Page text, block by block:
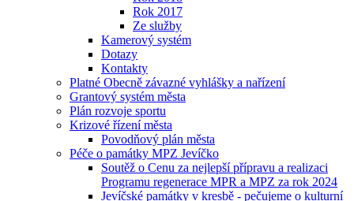
Rok 2017
Ze služby
Kamerový systém
Dotazy
Kontakty
Platné Obecně závazné vyhlášky a nařízení
Grantový systém města
Plán rozvoje sportu
Krizové řízení města
Povodňový plán města
Péče o památky MPZ Jevíčko
Soutěž o Cenu za nejlepší přípravu a realizaci
Programu regenerace MPR a MPZ za rok 2024
Jevíčské památky v kresbě - pečujeme o kulturní